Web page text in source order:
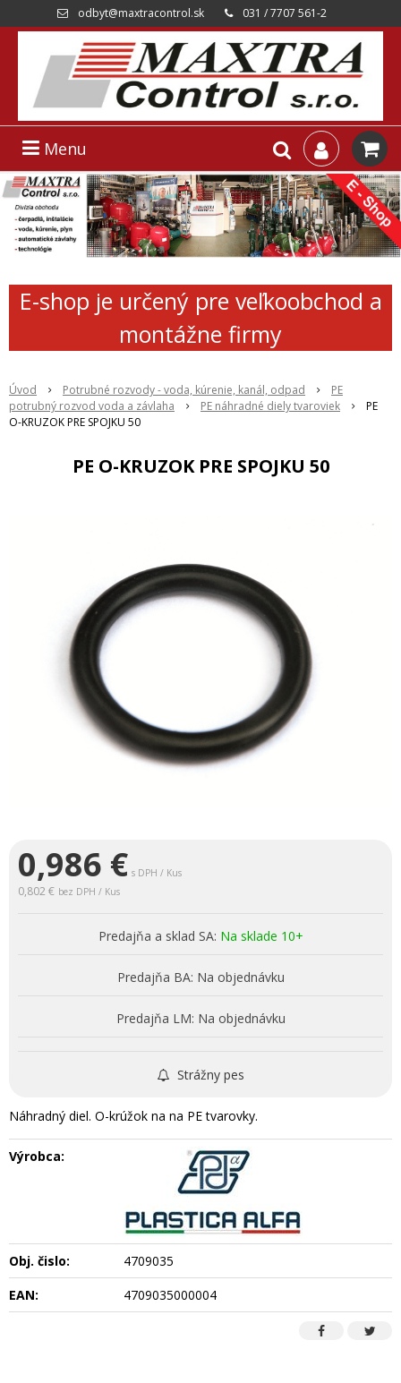
odbyt@maxtracontrol.sk 031 / 7707 561-2
Menu
E-shop je určený pre veľkoobchod a
montážne firmy
Úvod Potrubné rozvody - voda, kúrenie, kanál, odpad
PE
potrubný rozvod voda a závlaha
PE náhradné diely tvaroviek
PE
O-KRUZOK PRE SPOJKU 50
PE O-KRUZOK PRE SPOJKU 50
0,986 € s DPH / Kus
0,802 € bez DPH / Kus
Predajňa a sklad SA: Na sklade 10+
Predajňa BA: Na objednávku
Predajňa LM: Na objednávku
Strážny pes
Náhradný diel. O-krúžok na na PE tvarovky.
Výrobca:
Obj. čislo:
4709035
EAN:
4709035000004